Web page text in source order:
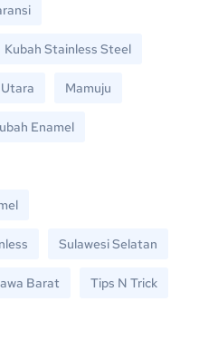
Kubah Stainless Steel
Mamuju
Enamel
Sulawesi Selatan
Barat Tips N Trick